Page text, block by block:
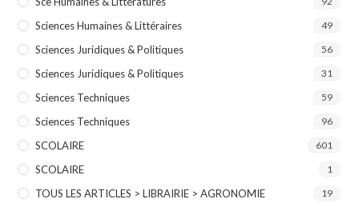
Sciences Humaines & Littéraires 49
Sciences Juridiques & Politiques 56
Sciences Juridiques & Politiques 31
Sciences Techniques 59
Sciences Techniques 96
SCOLAIRE 601
SCOLAIRE 1
TOUS LES ARTICLES > LIBRAIRIE > AGRONOMIE 19